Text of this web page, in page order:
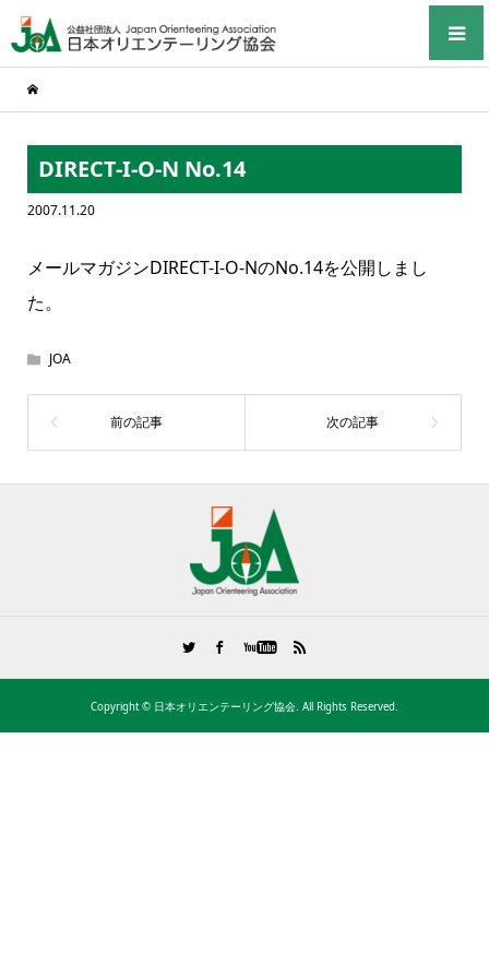
DIRECT-I-O-N No.14
2007.11.20
メールマガジンDIRECT-I-O-NのNo.14を公開しまし
た。
JOA
Copyright © 日本オリエンテーリング協会. All Rights Reserved.